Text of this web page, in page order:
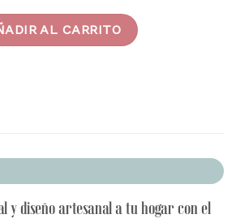
Natural con Cojín Blanco cantidad
AL CARRITO
y diseño artesanal a tu hogar con el